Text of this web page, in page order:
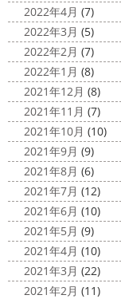
2022年4月 (7)
2022年3月 (5)
2022年2月 (7)
2022年1月 (8)
2021年12月 (8)
2021年11月 (7)
2021年10月 (10)
2021年9月 (9)
2021年8月 (6)
2021年7月 (12)
2021年6月 (10)
2021年5月 (9)
2021年4月 (10)
2021年3月 (22)
2021年2月 (11)